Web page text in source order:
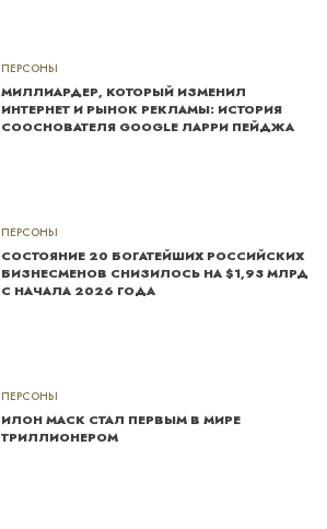
ПЕРСОНЫ
МИЛЛИАРДЕР, КОТОРЫЙ ИЗМЕНИЛ
ИНТЕРНЕТ И РЫНОК РЕКЛАМЫ: ИСТОРИЯ
СООСНОВАТЕЛЯ GOOGLE ЛАРРИ ПЕЙДЖА
ПЕРСОНЫ
СОСТОЯНИЕ 20 БОГАТЕЙШИХ РОССИЙСКИХ
БИЗНЕСМЕНОВ СНИЗИЛОСЬ НА $1,93 МЛРД
С НАЧАЛА 2026 ГОДА
ПЕРСОНЫ
ИЛОН МАСК СТАЛ ПЕРВЫМ В МИРЕ
ТРИЛЛИОНЕРОМ